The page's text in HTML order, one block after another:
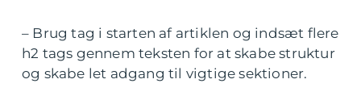
– Brug tag i starten af artiklen og indsæt flere
h2 tags gennem teksten for at skabe struktur
og skabe let adgang til vigtige sektioner.